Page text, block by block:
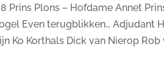
Prins Plons – Hofdame Annet
Even terugblikken… Adjudant
Ko Korthals Dick van Nierop Rob